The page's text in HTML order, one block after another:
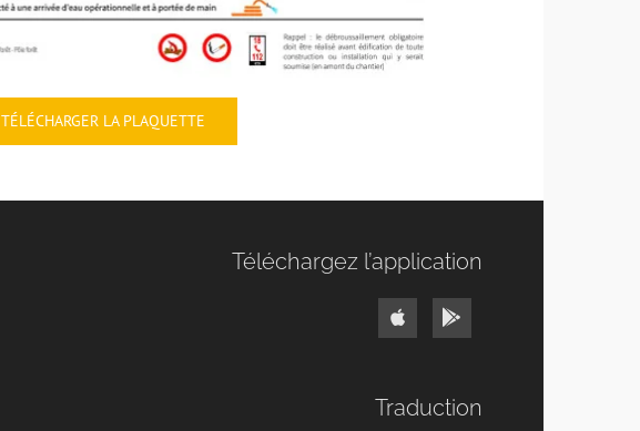
TÉLÉCHARGER LA PLAQUETTE
Téléchargez l’application
Traduction